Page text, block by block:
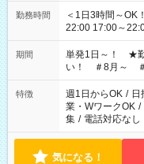
勤務時間
＜1日3時間～OK！＞ ▼ 例えば… ▼ 15:00～18:00
22:00 17:00～22:00 など こちら以外の時間
ださい！
期間
単発1日～！ ★勤
い！ ＃8月～
特徴 週1日からOK / 日
業・WワークOK /
集 / 電話対応なし
気になる！